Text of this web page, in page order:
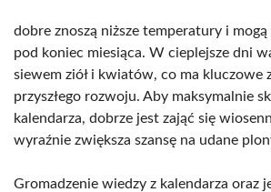
dobre znoszą niższe temperatury i
pod koniec miesiąca. W cieplejsze dni
siewem ziół i kwiatów, co ma kluczowe
przyszłego rozwoju. Aby maksymalnie
kalendarza, dobrze jest zająć się
wyraźnie zwiększa szansę na udane
Gromadzenie wiedzy z kalendarza oraz